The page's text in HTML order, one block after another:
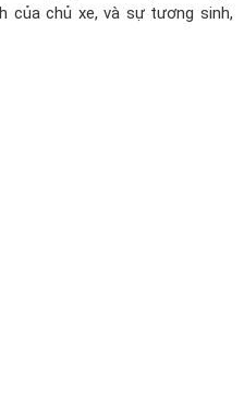
của chủ xe, và sự tương sinh,